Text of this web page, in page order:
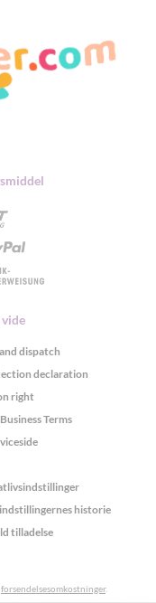
dispatch
declaration
right
Terms
historie
tilladelse
forsendelsesomkostninger.